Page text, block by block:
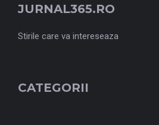
JURNAL365.RO
Stirile care va intereseaza
CATEGORII